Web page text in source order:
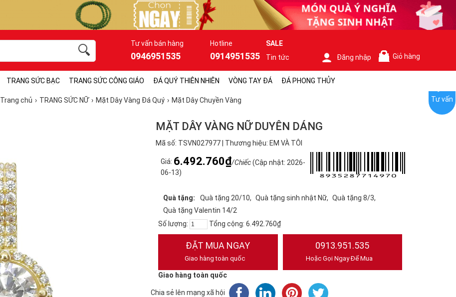
Tư vấn bán hàng
0946951535
Hotline
0914951535
SALE
Tin tức
Đăng nhập Giỏ hàng
TRANG SỨC BẠC TRANG SỨC CÔNG GIÁO ĐÁ QUÝ THIÊN NHIÊN VÒNG TAY ĐÁ ĐÁ PHONG THỦY
Trang chủ TRANG SỨC NỮ Mặt Dây Vàng Đá Quý Mặt Dây Chuyền Vàng
MẶT DÂY VÀNG NỮ DUYÊN DÁNG
Mã số: TSVN027977 | Thương hiệu: EM VÀ TÔI
Giá: 6.492.760₫/Chiếc(Cập nhật: 2026-
06-13)
Quà tặng: Quà tặng 20/10 Quà tặng sinh nhật Nữ
Quà tặng 8/3
Quà tặng Valentin 14/2
Số lượng:
Tổng cộng: 6.492.760₫
ĐẶT MUA NGAY
Giao hàng toàn quốc
0913.951.535
Hoặc Gọi Ngay Để Mua
Giao hàng toàn quốc
Chia sẻ lên mạng xã hội
Tư vấn